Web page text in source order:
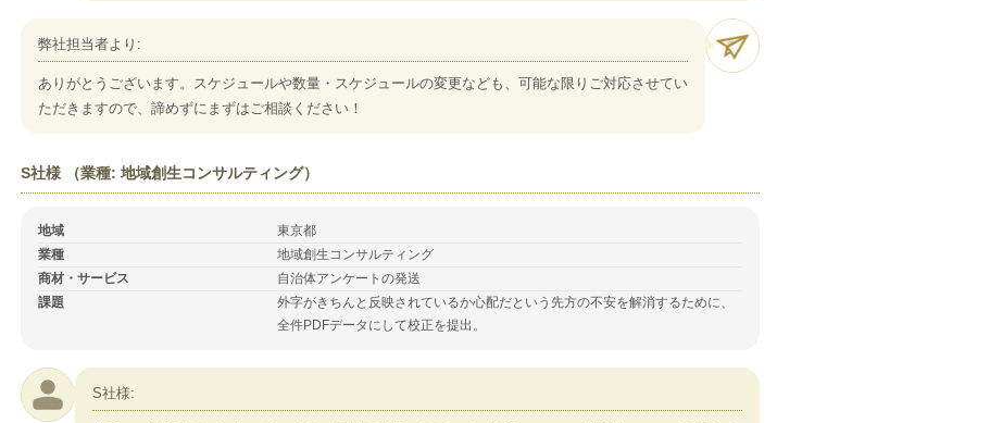
弊社担当者より:
ありがとうございます。スケジュールや数量・スケジュールの変更なども、可能な限りご対応させてい
ただきますので、諦めずにまずはご相談ください！
S社様 （業種: 地域創生コンサルティング）
地域
東京都
業種
地域創生コンサルティング
商材・サービス
自治体アンケートの発送
課題
外字がきちんと反映されているか心配だという先方の不安を解消するために、
全件PDFデータにして校正を提出。
S社様: